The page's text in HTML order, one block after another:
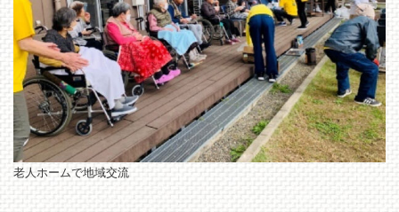
老人ホームで地域交流